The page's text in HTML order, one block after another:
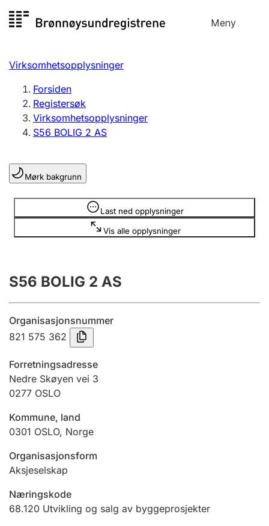
til
Meny
Registersøk
Aksjeselskap
Enkeltpersonforetak
Registrere, endre, slette
Lag og forening
Registrere, endre, slette
Årsregnskap
Innsending og forsinkelsesgebyr
Tinglysing
Jeger
Ektepaktveileder
Offentlig sektor
Virksomhetsopplysninger
Forsiden
Registersøk
Virksomhetsopplysninger
S56 BOLIG 2 AS
Mørk bakgrunn
Last ned opplysninger
Vis alle opplysninger
Opplysninger er skjult
S56 BOLIG 2 AS
Organisasjonsnummer
821 575 362
Forretningsadresse
Nedre Skøyen vei 3
0277 OSLO
Kommune, land
0301 OSLO, Norge
Organisasjonsform
Aksjeselskap
Næringskode
68.120 Utvikling og salg av byggeprosjekter